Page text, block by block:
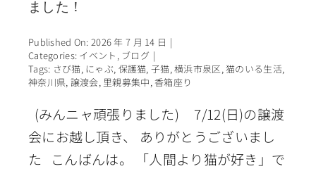
ました！
Published On: 2026 年 7 月 14 日 |
Categories: イベント , ブログ |
Tags: さび猫, にゃぶ, 保護猫,子猫,横浜市泉区,猫のいる生活,
神奈川県, 譲渡会, 里親募集中,香箱座り
(みんニャ頑張りました) 7/12(日)の譲渡
会にお越し頂き、 ありがとうございまし
た こんばんは。 「人間より猫が好き」で